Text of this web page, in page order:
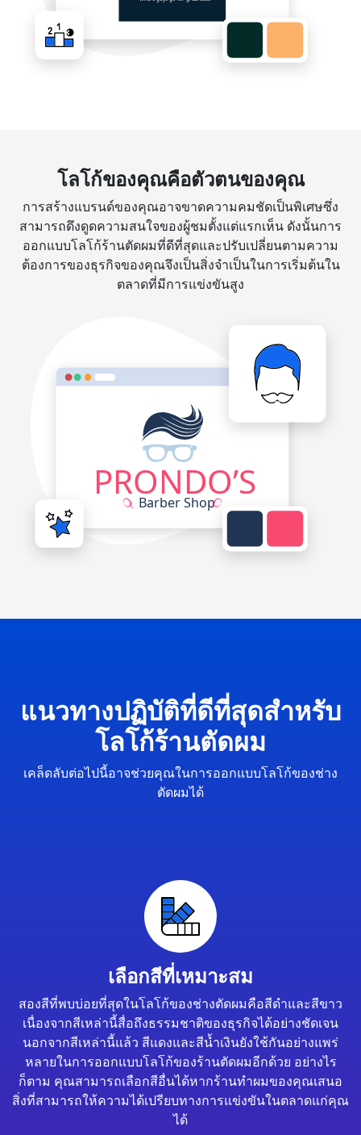
โลโก้ของคุณคือตัวตนของคุณ
การสร้างแบรนด์ของคุณอาจขาดความคมชัดเป็นพิเศษซึ่ง
สามารถดึงดูดความสนใจของผู้ชมตั้งแต่แรกเห็น ดังนั้นการ
ออกแบบโลโก้ร้านตัดผมที่ดีที่สุดและปรับเปลี่ยนตามความ
ต้องการของธุรกิจของคุณจึงเป็นสิ่งจำเป็นในการเริ่มต้นใน
ตลาดที่มีการแข่งขันสูง
แนวทางปฏิบัติที่ดีที่สุดสำหรับ
โลโก้ร้านตัดผม
เคล็ดลับต่อไปนี้อาจช่วยคุณในการออกแบบโลโก้ของช่าง
ตัดผมได้
เลือกสีที่เหมาะสม
สองสีที่พบบ่อยที่สุดในโลโก้ของช่างตัดผมคือสีดำและสีขาว
เนื่องจากสีเหล่านี้สื่อถึงธรรมชาติของธุรกิจได้อย่างชัดเจน
นอกจากสีเหล่านี้แล้ว สีแดงและสีน้ำเงินยังใช้กันอย่างแพร่
หลายในการออกแบบโลโก้ของร้านตัดผมอีกด้วย อย่างไร
ก็ตาม คุณสามารถเลือกสีอื่นได้หากร้านทำผมของคุณเสนอ
สิ่งที่สามารถให้ความได้เปรียบทางการแข่งขันในตลาดแก่คุณ
ได้